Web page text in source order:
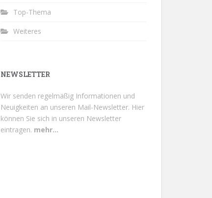
Top-Thema
Weiteres
NEWSLETTER
Wir senden regelmäßig Informationen und
Neuigkeiten an unseren Mail-Newsletter. Hier
können Sie sich in unseren Newsletter
eintragen. mehr...